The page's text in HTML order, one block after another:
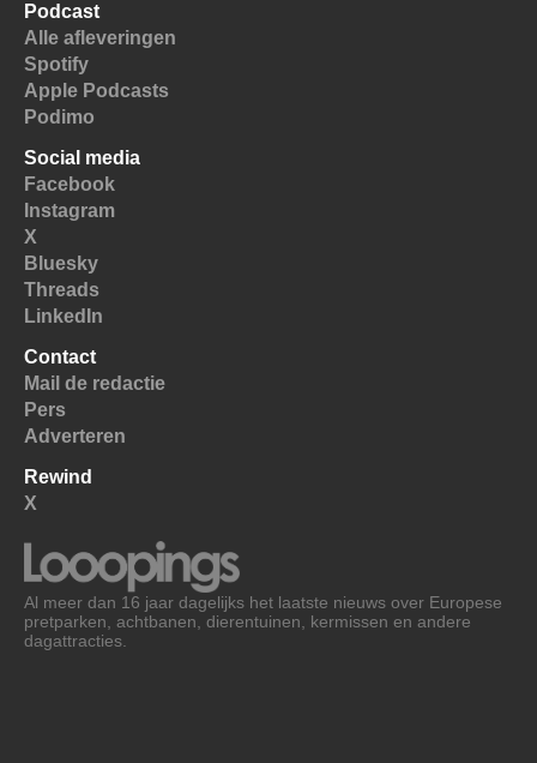
Podcast
Alle afleveringen
Spotify
Apple Podcasts
Podimo
Social media
Facebook
Instagram
X
Bluesky
Threads
LinkedIn
Contact
Mail de redactie
Pers
Adverteren
Rewind
X
Al meer dan 16 jaar dagelijks het laatste nieuws over Europese
pretparken, achtbanen, dierentuinen, kermissen en andere
dagattracties.